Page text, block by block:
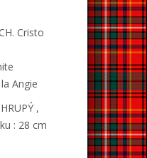
Cristo
Angie
,
: 28 cm